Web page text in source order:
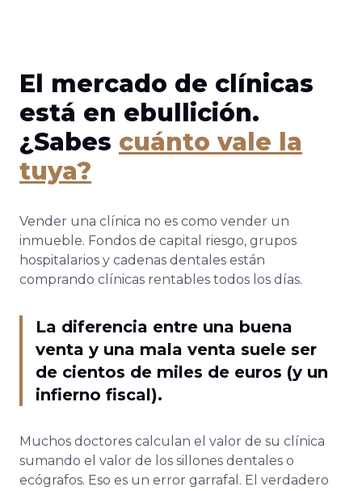
El mercado de clínicas
está en ebullición.
¿Sabes cuánto vale la
tuya?
Vender una clínica no es como vender un
inmueble. Fondos de capital riesgo, grupos
hospitalarios y cadenas dentales están
comprando clínicas rentables todos los días.
La diferencia entre una buena
venta y una mala venta suele ser
de cientos de miles de euros (y un
infierno fiscal).
Muchos doctores calculan el valor de su clínica
sumando el valor de los sillones dentales o
ecógrafos. Eso es un error garrafal. El verdadero